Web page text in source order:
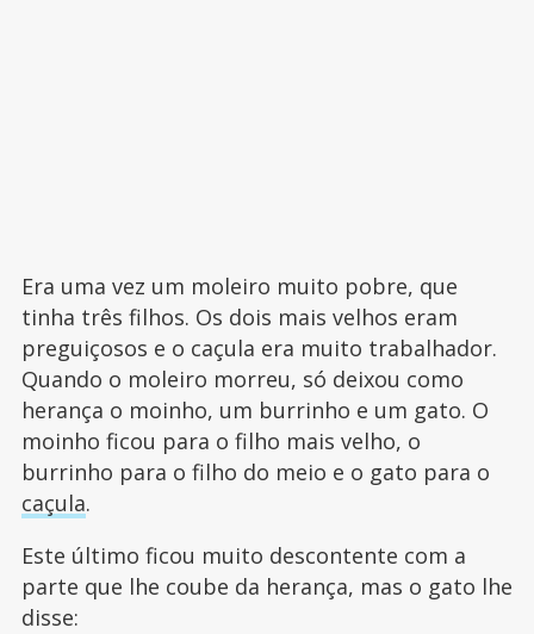
Era uma vez um moleiro muito pobre, que
tinha três filhos. Os dois mais velhos eram
preguiçosos e o caçula era muito trabalhador.
Quando o moleiro morreu, só deixou como
herança o moinho, um burrinho e um gato. O
moinho ficou para o filho mais velho, o
burrinho para o filho do meio e o gato para o
caçula.
Este último ficou muito descontente com a
parte que lhe coube da herança, mas o gato lhe
disse: